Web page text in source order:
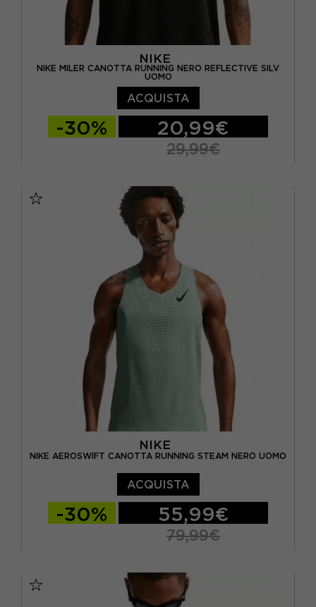
NIKE
NIKE MILER CANOTTA RUNNING NERO REFLECTIVE SILV
UOMO
ACQUISTA
-30% 20,99€
29,99€
NIKE
NIKE AEROSWIFT CANOTTA RUNNING STEAM NERO UOMO
ACQUISTA
-30% 55,99€
79,99€